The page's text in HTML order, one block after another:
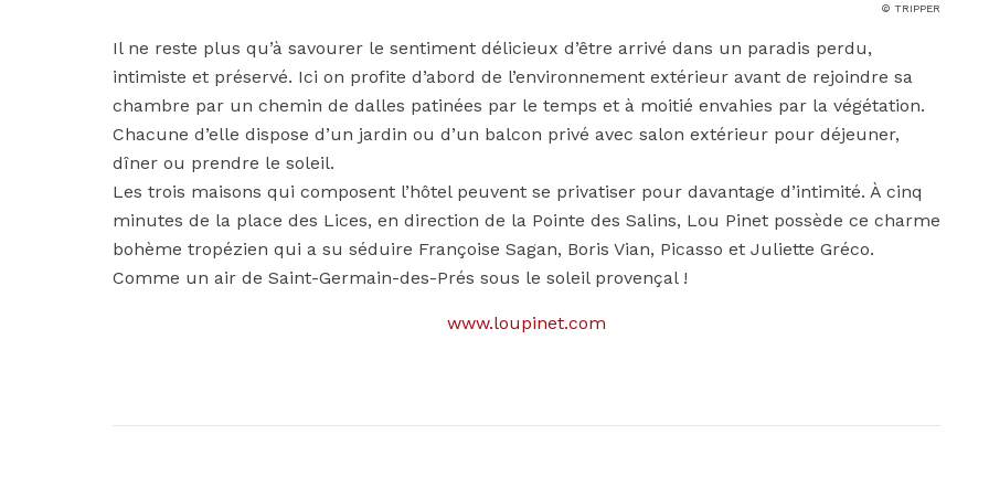
© TRIPPER
Il ne reste plus qu’à savourer le sentiment délicieux d’être arrivé dans un paradis perdu,
intimiste et préservé. Ici on profite d’abord de l’environnement extérieur avant de rejoindre sa
chambre par un chemin de dalles patinées par le temps et à moitié envahies par la végétation.
Chacune d’elle dispose d’un jardin ou d’un balcon privé avec salon extérieur pour déjeuner,
dîner ou prendre le soleil.
Les trois maisons qui composent l’hôtel peuvent se privatiser pour davantage d’intimité. À cinq
minutes de la place des Lices, en direction de la Pointe des Salins, Lou Pinet possède ce charme
bohème tropézien qui a su séduire Françoise Sagan, Boris Vian, Picasso et Juliette Gréco.
Comme un air de Saint-Germain-des-Prés sous le soleil provençal !
www.loupinet.com